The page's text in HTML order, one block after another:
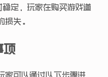
稳定，玩家在购买游戏道
失。
项